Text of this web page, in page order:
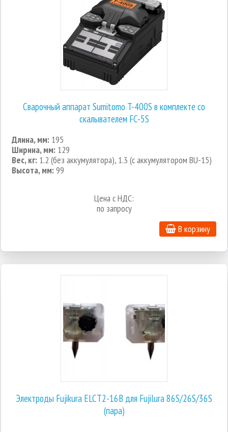
Сварочный аппарат Sumitomo T-400S в комплекте со
скалывателем FC-5S
Длина, мм: 195
Ширина, мм: 129
Вес, кг: 1.2 (без аккумулятора), 1.3 (с аккумулятором BU-15)
Высота, мм:99
Цена с НДС:
по запросу
В корзину
Электроды Fujikura ELCT2-16B для Fujilura 86S/26S/36S
(пара)